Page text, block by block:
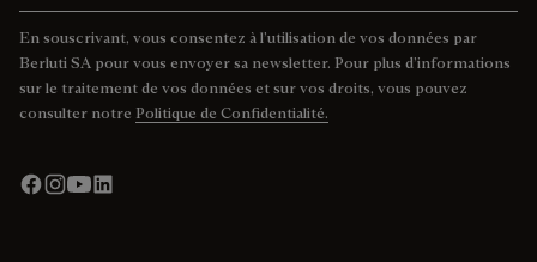
En souscrivant, vous consentez à l’utilisation de vos données par
Berluti SA pour vous envoyer sa newsletter. Pour plus d’informations
sur le traitement de vos données et sur vos droits, vous pouvez
consulter notre Politique de Confidentialité.